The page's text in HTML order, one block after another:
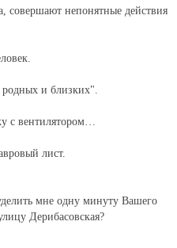
совершают непонятные действия
родных и близких".
с вентилятором…
лист.
мне одну минуту Вашего
Дерибасовская?